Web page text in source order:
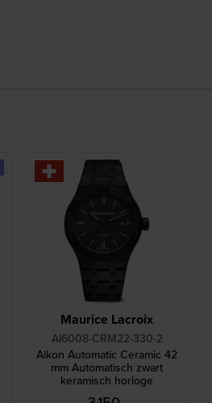
Maurice Lacroix
AI6008-CRM22-330-2
Aikon Automatic Ceramic 42
mm Automatisch zwart
keramisch horloge